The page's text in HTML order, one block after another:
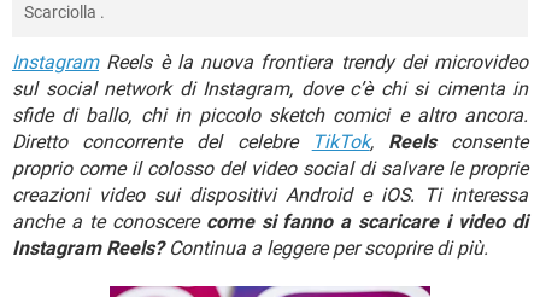
HARDWARE
HARDWARE
iOS
INSTAGRAM WHATSAPP
TIKTOK FACEBOOK
HARDWARE
iOS WINDOWS 10
INSTAGRAM WHATSAPP
TIKTOK FACEBOOK
HARDWARE
GLOSSARIO
COVID-19 GAMING
INTRATTENIMENTO ANDROID
iOS WINDOWS 10
INSTAGRAM WHATSAPP
TIKTOK FACEBOOK
HARDWARE
Scarciolla .
InstagramReels è la nuova frontiera trendy dei microvideo
sul social network di Instagram, dove c’è chi si cimenta in
sfide di ballo, chi in piccolo sketch comici e altro ancora.
Diretto concorrente del celebre
TikTok, Reelsconsente
proprio come il colosso del video social di salvare le proprie
creazioni video sui dispositivi Android e iOS. Ti interessa
anche a te conoscere come si fanno a scaricare i video di
Instagram Reels?Continua a leggere per scoprire di più.